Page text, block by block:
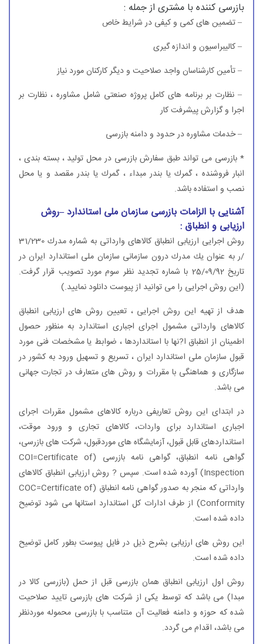
بازرسی كننده با مشتری از جمله :
– تضمین های كمی و كیفی در شرایط خاص
– كالیبراسیون و اندازه گیری
– تأمین كارشناسان واجد صلاحیت و دیگر كاركنان مورد نیاز
– نظارت بر برنامه های كامل پروژه صنعتی شامل مشاوره ، نظارت بر
اجرا و گزارش پیشرفت كار
– خدمات مشاوره در حدود و دامنه بازرسی
* بازرسی می تواند طبق سفارش بازرسی در محل تولید ، بسته بندی ،
انبار فروشنده ، گمرك یا بندر مبداء ، گمرك یا بندر مقصد و یا محل
نصب و استفاده باشد.
آشنایی با الزامات بازرسی سازمان ملی استاندارد –روش
ارزیابی و انطباق :
روش اجرایی ارزیابی انطباق كالاهای وارداتی به شماره مدرك 31/230
/ر به عنوان یك مدرك درون سازمانی سازمان ملی استاندارد ایران در
تاریخ 25/09/92 با شماره تجدید نظر سوم مورد تصویب قرار گرفت.
(این روش اجرایی را می توانید از پیوست دانلود نمایید.)
هدف از تهیه این روش اجرایی ، تعیین روش های ارزیابی انطباق
كالاهای وارداتی مشمول اجرای اجباری استاندارد به منظور حصول
اطمینان از انطباق ا?نها با استانداردها ، ضوابط یا مشخصات فنی مورد
قبول سازمان ملی استاندارد ایران ، تسریع و تسهیل ورود به كشور در
سازگاری و هماهنگی با مقررات و روش های متعارف در تجارت جهانی
می باشد.
در ابتدای این روش تعاریفی درباره كالاهای مشمول مقررات اجرای
اجباری استاندارد برای واردات، كالاهای تجاری و ورود موقت،
استانداردهای قابل قبول، آزمایشگاه های موردقبول، شركت های بازرسی،
گواهی نامه انطباق، گواهی نامه بازرسی (COI=Certificate of
Inspection) آورده شده است. سپس ? روش ارزیابی انطباق كالاهای
وارداتی كه منجر به صدور گواهی نامه انطباق (COC=Certificate of
Conformity) از طرف ادارات كل استاندارد استانها می شود توضیح
داده شده است.
این روش های ارزیابی بشرح ذیل در فایل پیوست بطور كامل توضیح
داده شده است.
روش اول ارزیابی انطباق همان بازرسی قبل از حمل (بازرسی كالا در
مبدا) می باشد كه توسط یكی از شركت های بازرسی تایید صلاحیت
شده كه حوزه و دامنه فعالیت آن متناسب با بازرسی محموله موردنظر
می باشد، اقدام می گردد.